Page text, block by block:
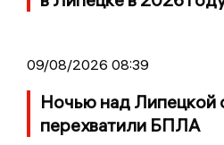
09/08/2026 08:39
Ночью над Липецкой
перехватили БПЛА